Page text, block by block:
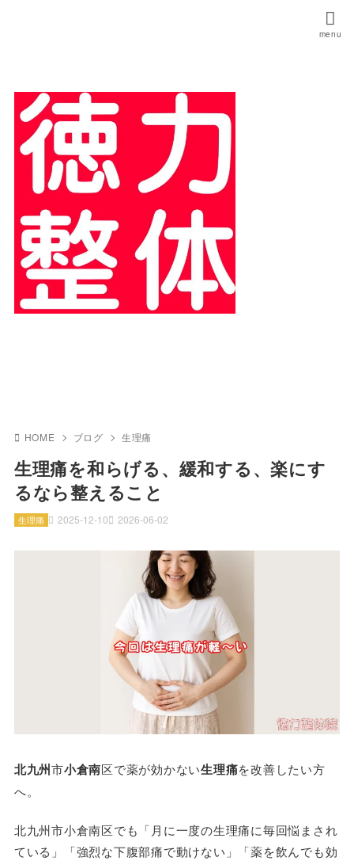
HOME ブログ 生理痛
生理痛を和らげる、緩和する、楽にす
るなら整えること
2025-12-10 2026-06-02
生理痛
北九州市小倉南区で薬が効かない生理痛を改善したい方
へ。
北九州市小倉南区でも「月に一度の生理痛に毎回悩まされ
ている」「強烈な下腹部痛で動けない」「薬を飲んでも効